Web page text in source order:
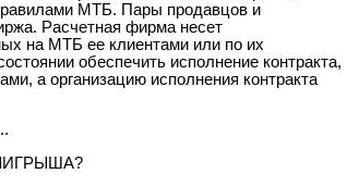
МТБ. Пары продавцов и
Расчетная фирма несет
на МТБ ее клиентами или по их
обеспечить исполнение контракта,
а организацию исполнения контракта